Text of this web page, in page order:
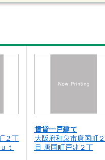
２丁
ｔ
賃貸一戸建て
大阪府和泉市唐国町
目 唐国町戸建２丁